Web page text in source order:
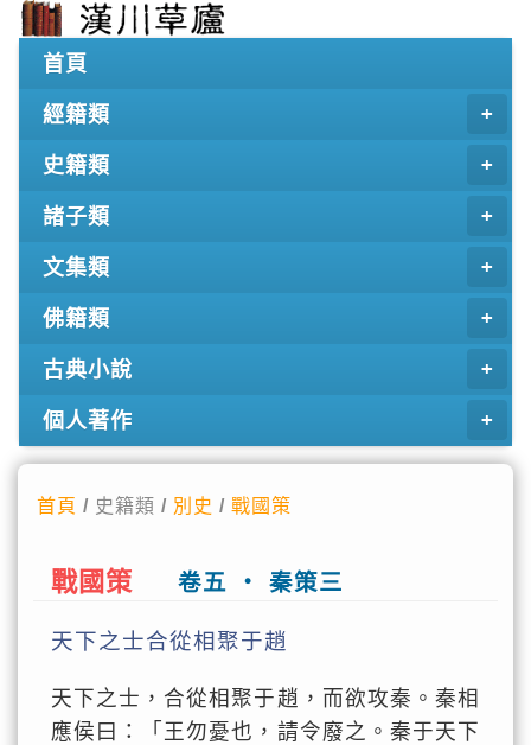
首頁
經籍類
史籍類
諸子類
文集類
佛籍類
古典小說
個人著作
首頁 / 史籍類 / 別史 /戰國策
戰國策 卷五 ‧ 秦策三
天下之士合從相聚于趙
天下之士，合從相聚于趙，而欲攻秦。秦相
應侯曰：「王勿憂也，請令廢之。秦于天下